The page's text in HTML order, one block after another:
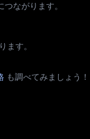
ながります。
ます。
も調べてみましょう！